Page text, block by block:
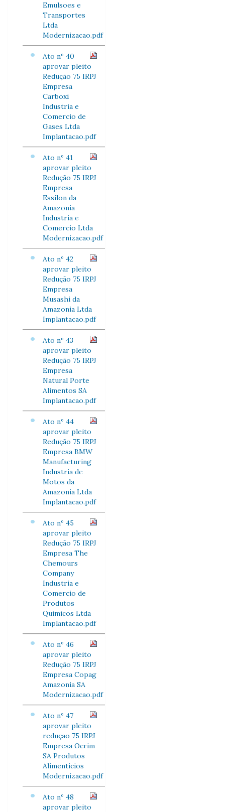
Emulsoes e
Transportes
Ltda
Modernizacao.pdf
Ato nº 40
aprovar pleito
Redução 75 IRPJ
Empresa
Carboxi
Industria e
Comercio de
Gases Ltda
Implantacao.pdf
Ato nº 41
aprovar pleito
Redução 75 IRPJ
Empresa
Essilon da
Amazonia
Industria e
Comercio Ltda
Modernizacao.pdf
Ato nº 42
aprovar pleito
Redução 75 IRPJ
Empresa
Musashi da
Amazonia Ltda
Implantacao.pdf
Ato nº 43
aprovar pleito
Redução 75 IRPJ
Empresa
Natural Porte
Alimentos SA
Implantacao.pdf
Ato nº 44
aprovar pleito
Redução 75 IRPJ
Empresa BMW
Manufacturing
Industria de
Motos da
Amazonia Ltda
Implantacao.pdf
Ato nº 45
aprovar pleito
Redução 75 IRPJ
Empresa The
Chemours
Company
Industria e
Comercio de
Produtos
Quimicos Ltda
Implantacao.pdf
Ato nº 46
aprovar pleito
Redução 75 IRPJ
Empresa Copag
Amazonia SA
Modernizacao.pdf
Ato nº 47
aprovar pleito
reduçao 75 IRPJ
Empresa Ocrim
SA Produtos
Alimenticios
Modernizacao.pdf
Ato nº 48
aprovar pleito